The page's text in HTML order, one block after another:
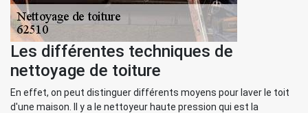
Les différentes techniques de
nettoyage de toiture
En effet, on peut distinguer différents moyens pour laver le toit
d'une maison. Il y a le nettoyeur haute pression qui est la